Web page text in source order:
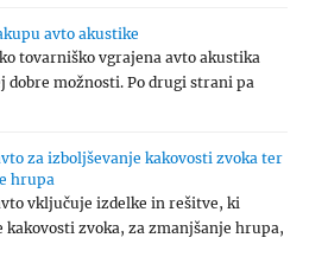
avto akustike
tovarniško vgrajena avto akustika
dobre možnosti. Po drugi strani pa
za izboljševanje kakovosti zvoka ter
hrupa
vključuje izdelke in rešitve, ki
kakovosti zvoka, za zmanjšanje hrupa,